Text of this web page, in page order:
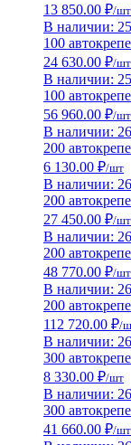
13 850.00 ₽/шт
В наличии:
100
24 630.00 ₽/шт
В наличии:
100
56 960.00 ₽/шт
В наличии:
200
6 130.00 ₽/шт
В наличии:
200
27 450.00 ₽/шт
В наличии:
200
48 770.00 ₽/шт
В наличии:
200
112 720.00 ₽/
В наличии:
300
8 330.00 ₽/шт
В наличии:
300
41 660.00 ₽/шт